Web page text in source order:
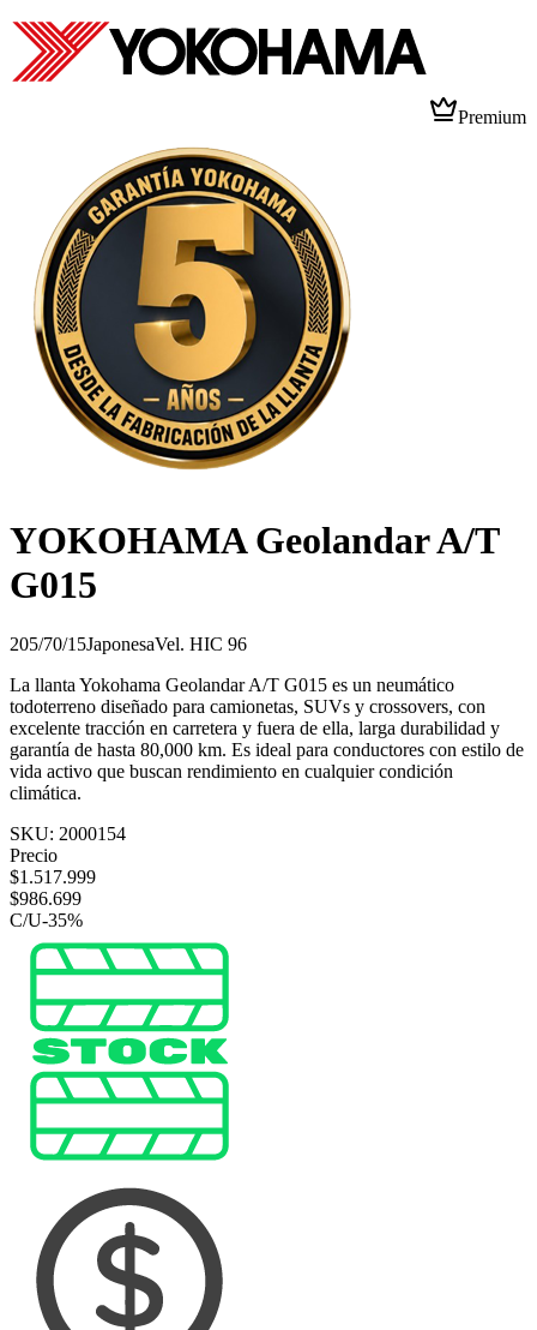
Premium
YOKOHAMA Geolandar A/T
G015
205/70/15JaponesaVel. HIC 96
La llanta Yokohama Geolandar A/T G015 es un neumático
todoterreno diseñado para camionetas, SUVs y crossovers, con
excelente tracción en carretera y fuera de ella, larga durabilidad y
garantía de hasta 80,000 km. Es ideal para conductores con estilo de
vida activo que buscan rendimiento en cualquier condición
climática.
SKU: 2000154
Precio
$1.517.999
$986.699
C/U-35%